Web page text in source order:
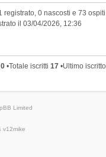
registrato, 0 nascosti e 73
il 03/04/2026, 12:36
0•Totale iscritti 17•Ultimo iscritto
Limited
v12mike